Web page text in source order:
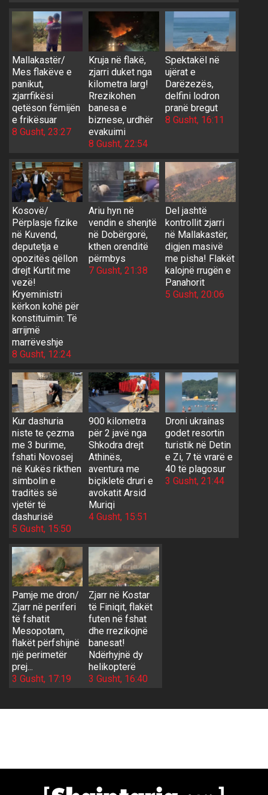
Mallakastër/
Mes flakëve e
panikut,
zjarrfikësi
qetëson fëmijën
e frikësuar
8 Gusht, 23:27
Kruja në flakë,
zjarri duket nga
kilometra larg!
Rrezikohen
banesa e
biznese, urdhër
evakuimi
8 Gusht, 22:54
Spektakël në
ujërat e
Darëzezës,
delfini lodron
pranë bregut
8 Gusht, 16:11
Kosovë/
Përplasje fizike
në Kuvend,
deputetja e
opozitës qëllon
drejt Kurtit me
vezë!
Kryeministri
kërkon kohë për
konstituimin: Të
arrijmë
marrëveshje
8 Gusht, 12:24
Ariu hyn në
vendin e shenjtë
në Dobërgorë,
kthen orenditë
përmbys
7 Gusht, 21:38
Del jashtë
kontrollit zjarri
në Mallakastër,
digjen masivë
me pisha! Flakët
kalojnë rrugën e
Panahorit
5 Gusht, 20:06
Kur dashuria
niste te çezma
me 3 burime,
fshati Novosej
në Kukës rikthen
simbolin e
traditës së
vjetër të
dashurisë
5 Gusht, 15:50
900 kilometra
për 2 javë nga
Shkodra drejt
Athinës,
aventura me
biçikletë druri e
avokatit Arsid
Muriqi
4 Gusht, 15:51
Droni ukrainas
godet resortin
turistik në Detin
e Zi, 7 të vrarë e
40 të plagosur
3 Gusht, 21:44
Pamje me dron/
Zjarr në periferi
të fshatit
Mesopotam,
flakët përfshijnë
një perimetër
prej...
3 Gusht, 17:19
Zjarr në Kostar
të Finiqit, flakët
futen në fshat
dhe rrezikojnë
banesat!
Ndërhyjnë dy
helikopterë
3 Gusht, 16:40